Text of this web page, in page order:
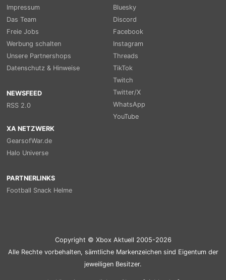
Impressum
Das Team
Freie Jobs
Werbung schalten
Unsere Partnershops
Datenschutz & Hinweise
NEWSFEED
RSS 2.0
Bluesky
Discord
Facebook
Instagram
Threads
TikTok
Twitch
Twitter/X
WhatsApp
YouTube
XA NETZWERK
GearsofWar.de
Halo Universe
PARTNERLINKS
Football Snack Helme
Copyright © Xbox Aktuell 2005-2026
Alle Rechte vorbehalten, sämtliche Markenzeichen sind Eigentum der
jeweiligen Besitzer.